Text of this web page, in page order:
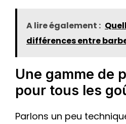
A lire également :
différences entre
Une gamme de
pour tous les
Parlons un peu